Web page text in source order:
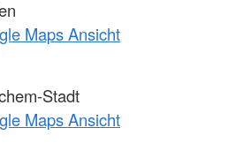
Maps Ansicht
Stadt
Maps Ansicht